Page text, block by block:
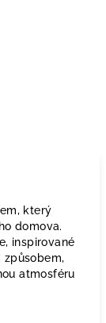
který
domova.
inspirované
atmosféru